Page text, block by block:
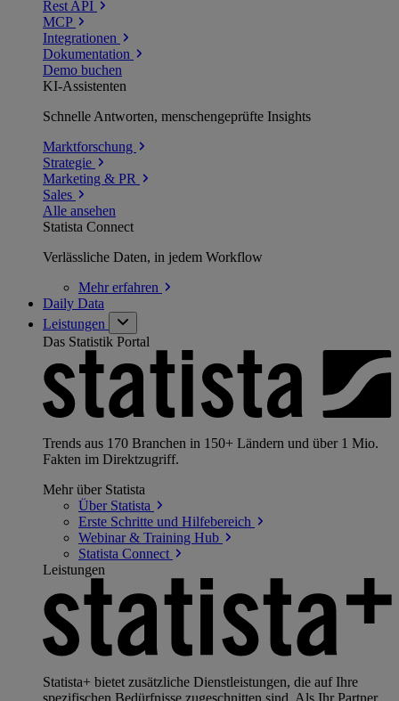
Rest API
MCP
Integrationen
Dokumentation
Demo buchen
KI-Assistenten
Schnelle Antworten, menschengeprüfte Insights
Marktforschung
Strategie
Marketing & PR
Sales
Alle ansehen
Statista Connect
Verlässliche Daten, in jedem Workflow
Mehrerfahren
Daily Data
Leistungen
Das Statistik Portal
Trends aus 170 Branchen in 150+ Ländern und über 1 Mio.
Fakten im Direktzugriff.
Mehr über Statista
Über Statista
Erste Schritte und Hilfebereich
Webinar & Training Hub
Statista Connect
Leistungen
Statista+ bietet zusätzliche Dienstleistungen, die auf Ihre
spezifischen Bedürfnisse zugeschnitten sind. Als Ihr Partner